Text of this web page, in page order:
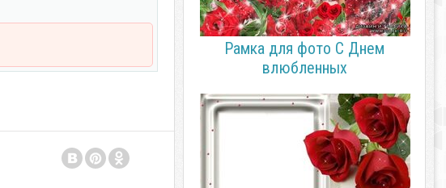
Рамка для фото С Днем
влюбленных